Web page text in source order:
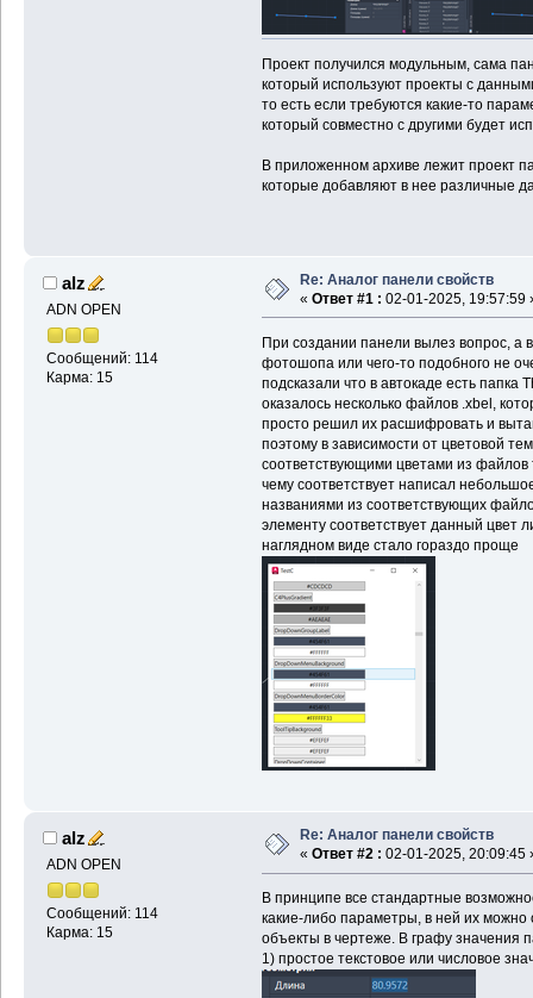
Проект получился модульным, сама
который используют проекты с
то есть если требуются какие-то
который совместно с другими будет
В приложенном архиве лежит проект
которые добавляют в нее различные
alz
ADN OPEN
Сообщений: 114
Карма: 15
Re: Аналог панели свойств
« Ответ #1 : 02-01-2025, 19:57:59
При создании панели вылез вопрос, а
фотошопа или чего-то подобного не
подсказали что в автокаде есть
оказалось несколько файлов .xbel,
просто решил их расшифровать и
поэтому в зависимости от цветовой
соответствующими цветами из файлов
чему соответствует написал
названиями из соответствующих
элементу соответствует данный цвет
наглядном виде стало гораздо проще
alz
ADN OPEN
Сообщений: 114
Карма: 15
Re: Аналог панели свойств
« Ответ #2 : 02-01-2025, 20:09:45
В принципе все стандартные
какие-либо параметры, в ней их можно
объекты в чертеже. В графу значения
1) простое текстовое или числовое